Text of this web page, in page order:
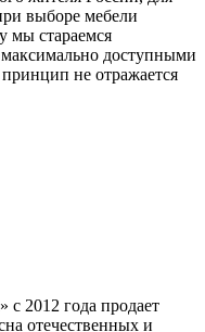
выборе мебели
мы стараемся
доступными
не отражается
2012 года продает
отечественных и